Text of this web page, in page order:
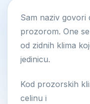
Sam naziv govori
prozorom. One
od zidnih klima
jedinicu.
Kod prozorskih
celinu i